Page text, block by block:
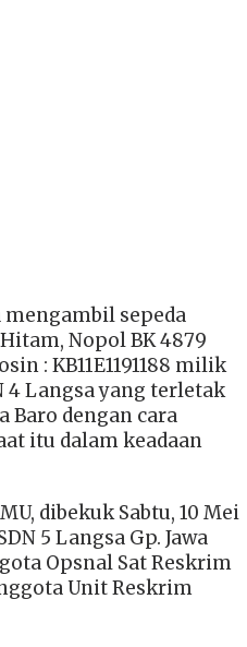
sepeda
Nopol BK 4879
: KB11E1191188 milik
4 Langsa yang terletak
Baro dengan cara
itu dalam keadaan
dibekuk Sabtu, 10 Mei
5 Langsa Gp. Jawa
Opsnal Sat Reskrim
Unit Reskrim